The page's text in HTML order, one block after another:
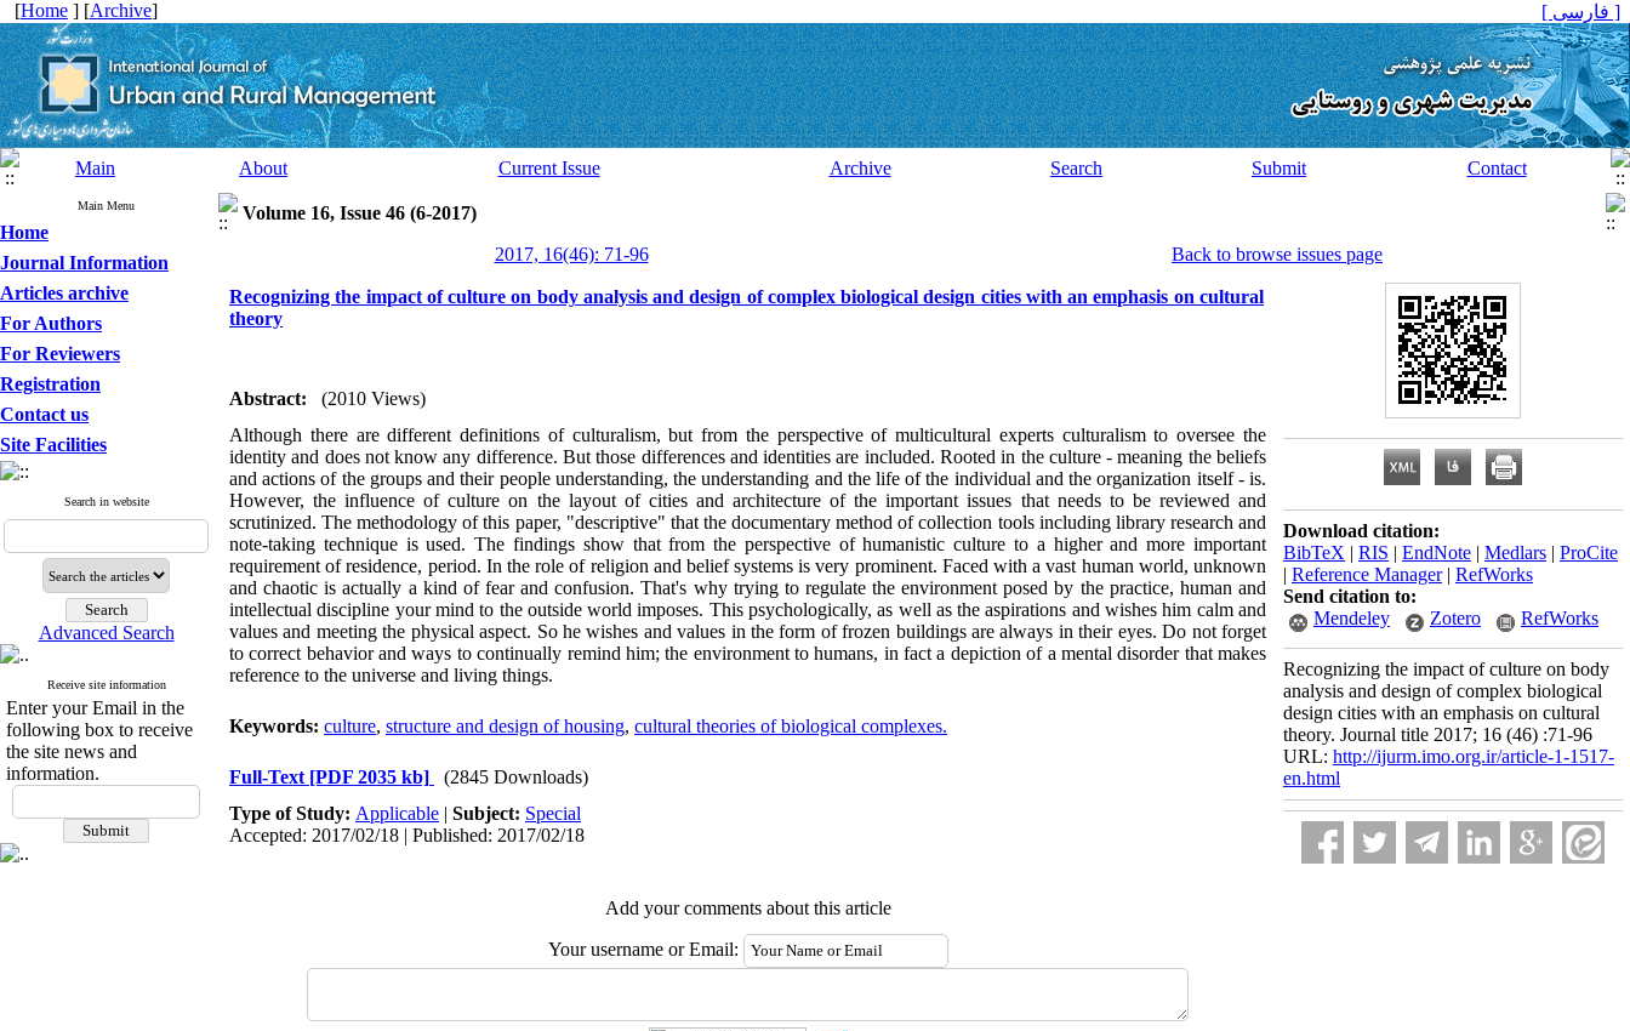
[Home ] [Archive] [ فارسی ]
Main About Current Issue Archive Search Submit Contact
Main Menu
Home
Journal Information
Articles archive
For Authors
For Reviewers
Registration
Contact us
Site Facilities
Search in website
Advanced Search
Receive site information
Enter your Email in the
following box to receive
the site news and
information.
Volume 16, Issue 46 (6-2017)
2017, 16(46): 71-96
Back to browse issues page
Recognizing the impact of culture on body analysis and design of complex biological design cities with an emphasis on cultural
theory
Abstract:
(2010 Views)
Although there are different definitions of culturalism, but from the perspective of multicultural experts culturalism to oversee the
identity and does not know any difference. But those differences and identities are included. Rooted in the culture - meaning the beliefs
and actions of the groups and their people understanding, the understanding and the life of the individual and the organization itself - is.
However, the influence of culture on the layout of cities and architecture of the important issues that needs to be reviewed and
scrutinized. The methodology of this paper, "descriptive" that the documentary method of collection tools including library research and
note-taking technique is used. The findings show that from the perspective of humanistic culture to a higher and more important
requirement of residence, period. In the role of religion and belief systems is very prominent. Faced with a vast human world, unknown
and chaotic is actually a kind of fear and confusion. That's why trying to regulate the environment posed by the practice, human and
intellectual discipline your mind to the outside world imposes. This psychologically, as well as the aspirations and wishes him calm and
values and meeting the physical aspect. So he wishes and values in the form of frozen buildings are always in their eyes. Do not forget
to correct behavior and ways to continually remind him; the environment to humans, in fact a depiction of a mental disorder that makes
reference to the universe and living things.
Keywords: culture, structure and design of housing, cultural theories of biological complexes.
Full-Text [PDF 2035 kb]
(2845 Downloads)
Type of Study: Applicable | Subject: Special
Accepted: 2017/02/18 | Published: 2017/02/18
Add your comments about this article
Your username or Email:
Download citation:
BibTeX | RIS | EndNote | Medlars | ProCite
| Reference Manager| RefWorks
Send citation to:
Mendeley
Zotero RefWorks
Recognizing the impact of culture on body
analysis and design of complex biological
design cities with an emphasis on cultural
theory. Journal title 2017; 16 (46) :71-96
URL: http://ijurm.imo.org.ir/article-1-1517-
en.html